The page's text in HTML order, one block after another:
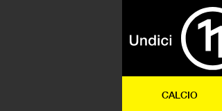
CALCIO